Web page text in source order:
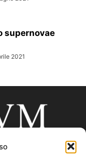
supernovae
2021